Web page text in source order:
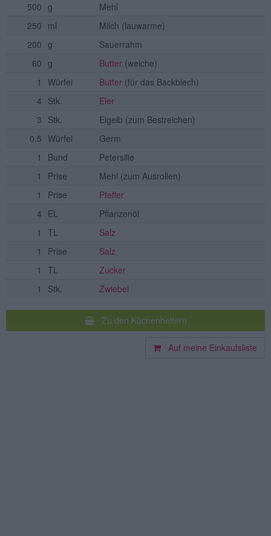
500 g
Mehl
250 ml Milch (lauwarme)
200 g
Sauerrahm
60 g Butter (weiche)
1
Würfel Butter (für das Backblech)
4 Stk.
Eier
3 Stk. Eigelb (zum Bestreichen)
0.5 Würfel
Germ
1
Bund
Petersilie
1
Prise Mehl (zum Ausrollen)
1
Prise
Pfeffer
4 EL
Pflanzenöl
1
TL
Salz
1
Prise
Salz
1
TL
Zucker
1
Stk. Zwiebel
Zu den Küchenhelfern
Auf meine Einkaufsliste